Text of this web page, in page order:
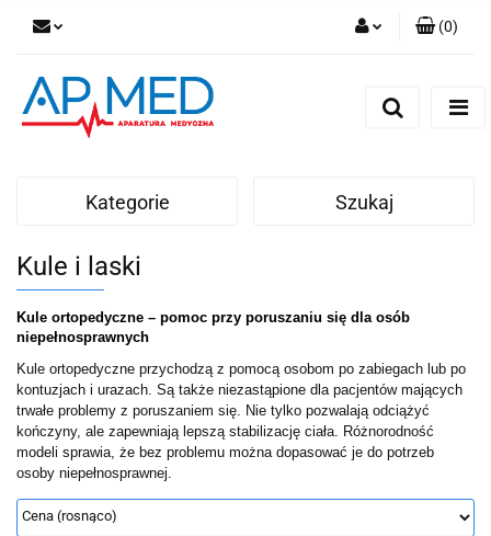
(0)
Kategorie Szukaj
Kule i laski
Kule ortopedyczne – pomoc przy poruszaniu się dla osób
niepełnosprawnych
Kule ortopedyczne przychodzą z pomocą osobom po zabiegach lub po
kontuzjach i urazach. Są także niezastąpione dla pacjentów mających
trwałe problemy z poruszaniem się. Nie tylko pozwalają odciążyć
kończyny, ale zapewniają lepszą stabilizację ciała. Różnorodność
modeli sprawia, że bez problemu można dopasować je do potrzeb
osoby niepełnosprawnej.